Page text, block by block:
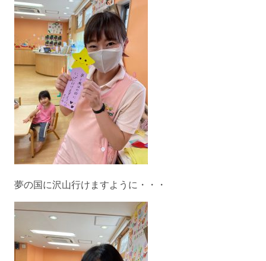
夢の国に沢山行けますように・・・